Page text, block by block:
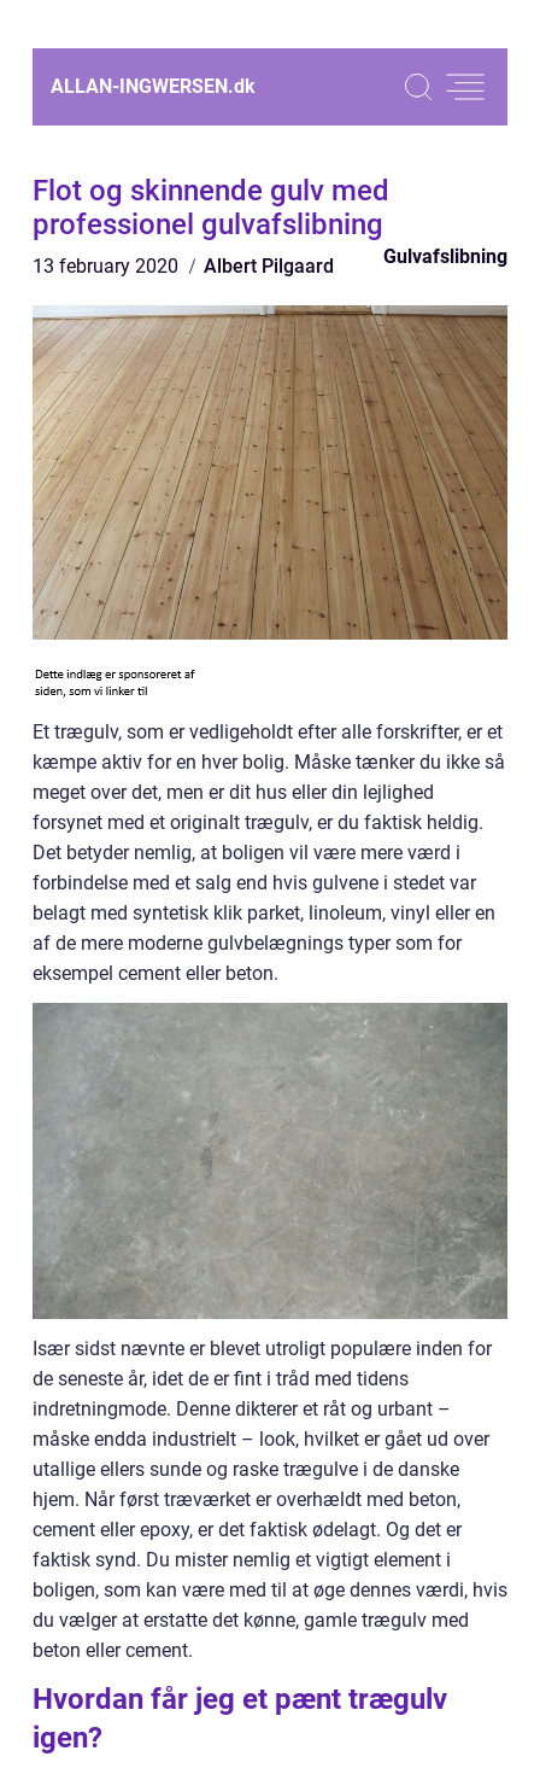
ALLAN-INGWERSEN.dk
Flot og skinnende gulv med
professionel gulvafslibning
13 february 2020 Albert Pilgaard Gulvafslibning
Et trægulv, som er vedligeholdt efter alle forskrifter, er et
kæmpe aktiv for en hver bolig. Måske tænker du ikke så
meget over det, men er dit hus eller din lejlighed
forsynet med et originalt trægulv, er du faktisk heldig.
Det betyder nemlig, at boligen vil være mere værd i
forbindelse med et salg end hvis gulvene i stedet var
belagt med syntetisk klik parket, linoleum, vinyl eller en
af de mere moderne gulvbelægnings typer som for
eksempel cement eller beton.
Især sidst nævnte er blevet utroligt populære inden for
de seneste år, idet de er fint i tråd med tidens
indretningmode. Denne dikterer et råt og urbant –
måske endda industrielt – look, hvilket er gået ud over
utallige ellers sunde og raske trægulve i de danske
hjem. Når først træværket er overhældt med beton,
cement eller epoxy, er det faktisk ødelagt. Og det er
faktisk synd. Du mister nemlig et vigtigt element i
boligen, som kan være med til at øge dennes værdi, hvis
du vælger at erstatte det kønne, gamle trægulv med
beton eller cement.
Hvordan får jeg et pænt trægulv
igen?